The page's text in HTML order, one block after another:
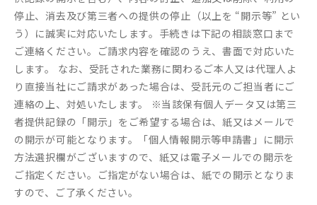
停止、消去及び第三者への提供の停止（以上を “開示等” とい
う）に誠実に対応いたします。手続きは下記の相談窓口まで
ご連絡ください。ご請求内容を確認のうえ、書面で対応いた
します。 なお、受託された業務に関わるご本人又は代理人よ
り直接当社にご請求があった場合は、受託元のご担当者にご
連絡の上、対処いたします。 ※当該保有個人データ又は第三
者提供記録の「開示」をご希望する場合は、紙又はメールで
の開示が可能となります。「個人情報開示等申請書」に開示
方法選択欄がございますので、紙又は電子メールでの開示を
ご指定ください。ご指定がない場合は、紙での開示となりま
すので、ご了承ください。